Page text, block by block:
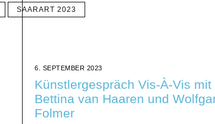
SAARART 2023
6. SEPTEMBER 2023
Künstlergespräch Vis-À-Vis mit
Bettina van Haaren und
Folmer